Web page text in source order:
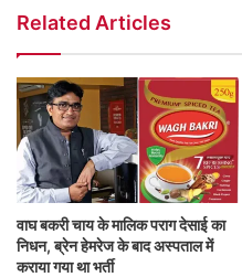
Related Articles
वाघ बकरी चाय के मालिक पराग देसाई का
निधन, ब्रेन हेमरेज के बाद अस्पताल में
कराया गया था भर्ती